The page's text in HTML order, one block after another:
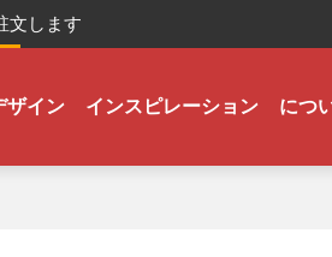
文します
ザイン インスピレーション につ